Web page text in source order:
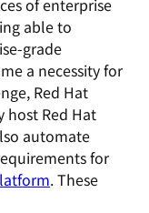
of enterprise
able to
grade
a necessity for
Red Hat
host Red Hat
automate
for
. These